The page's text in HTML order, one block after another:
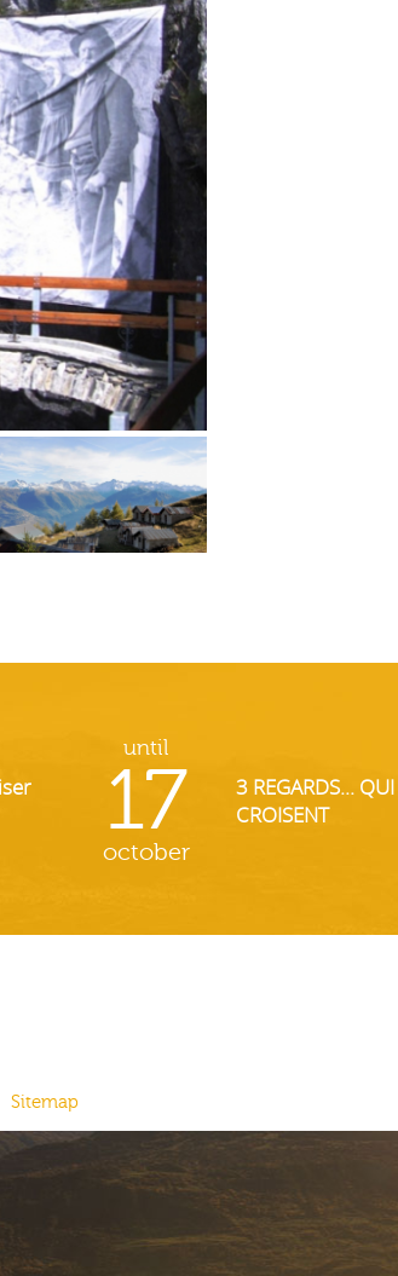
until
17
october
3 REGARDS... QUI
CROISENT
Sitemap